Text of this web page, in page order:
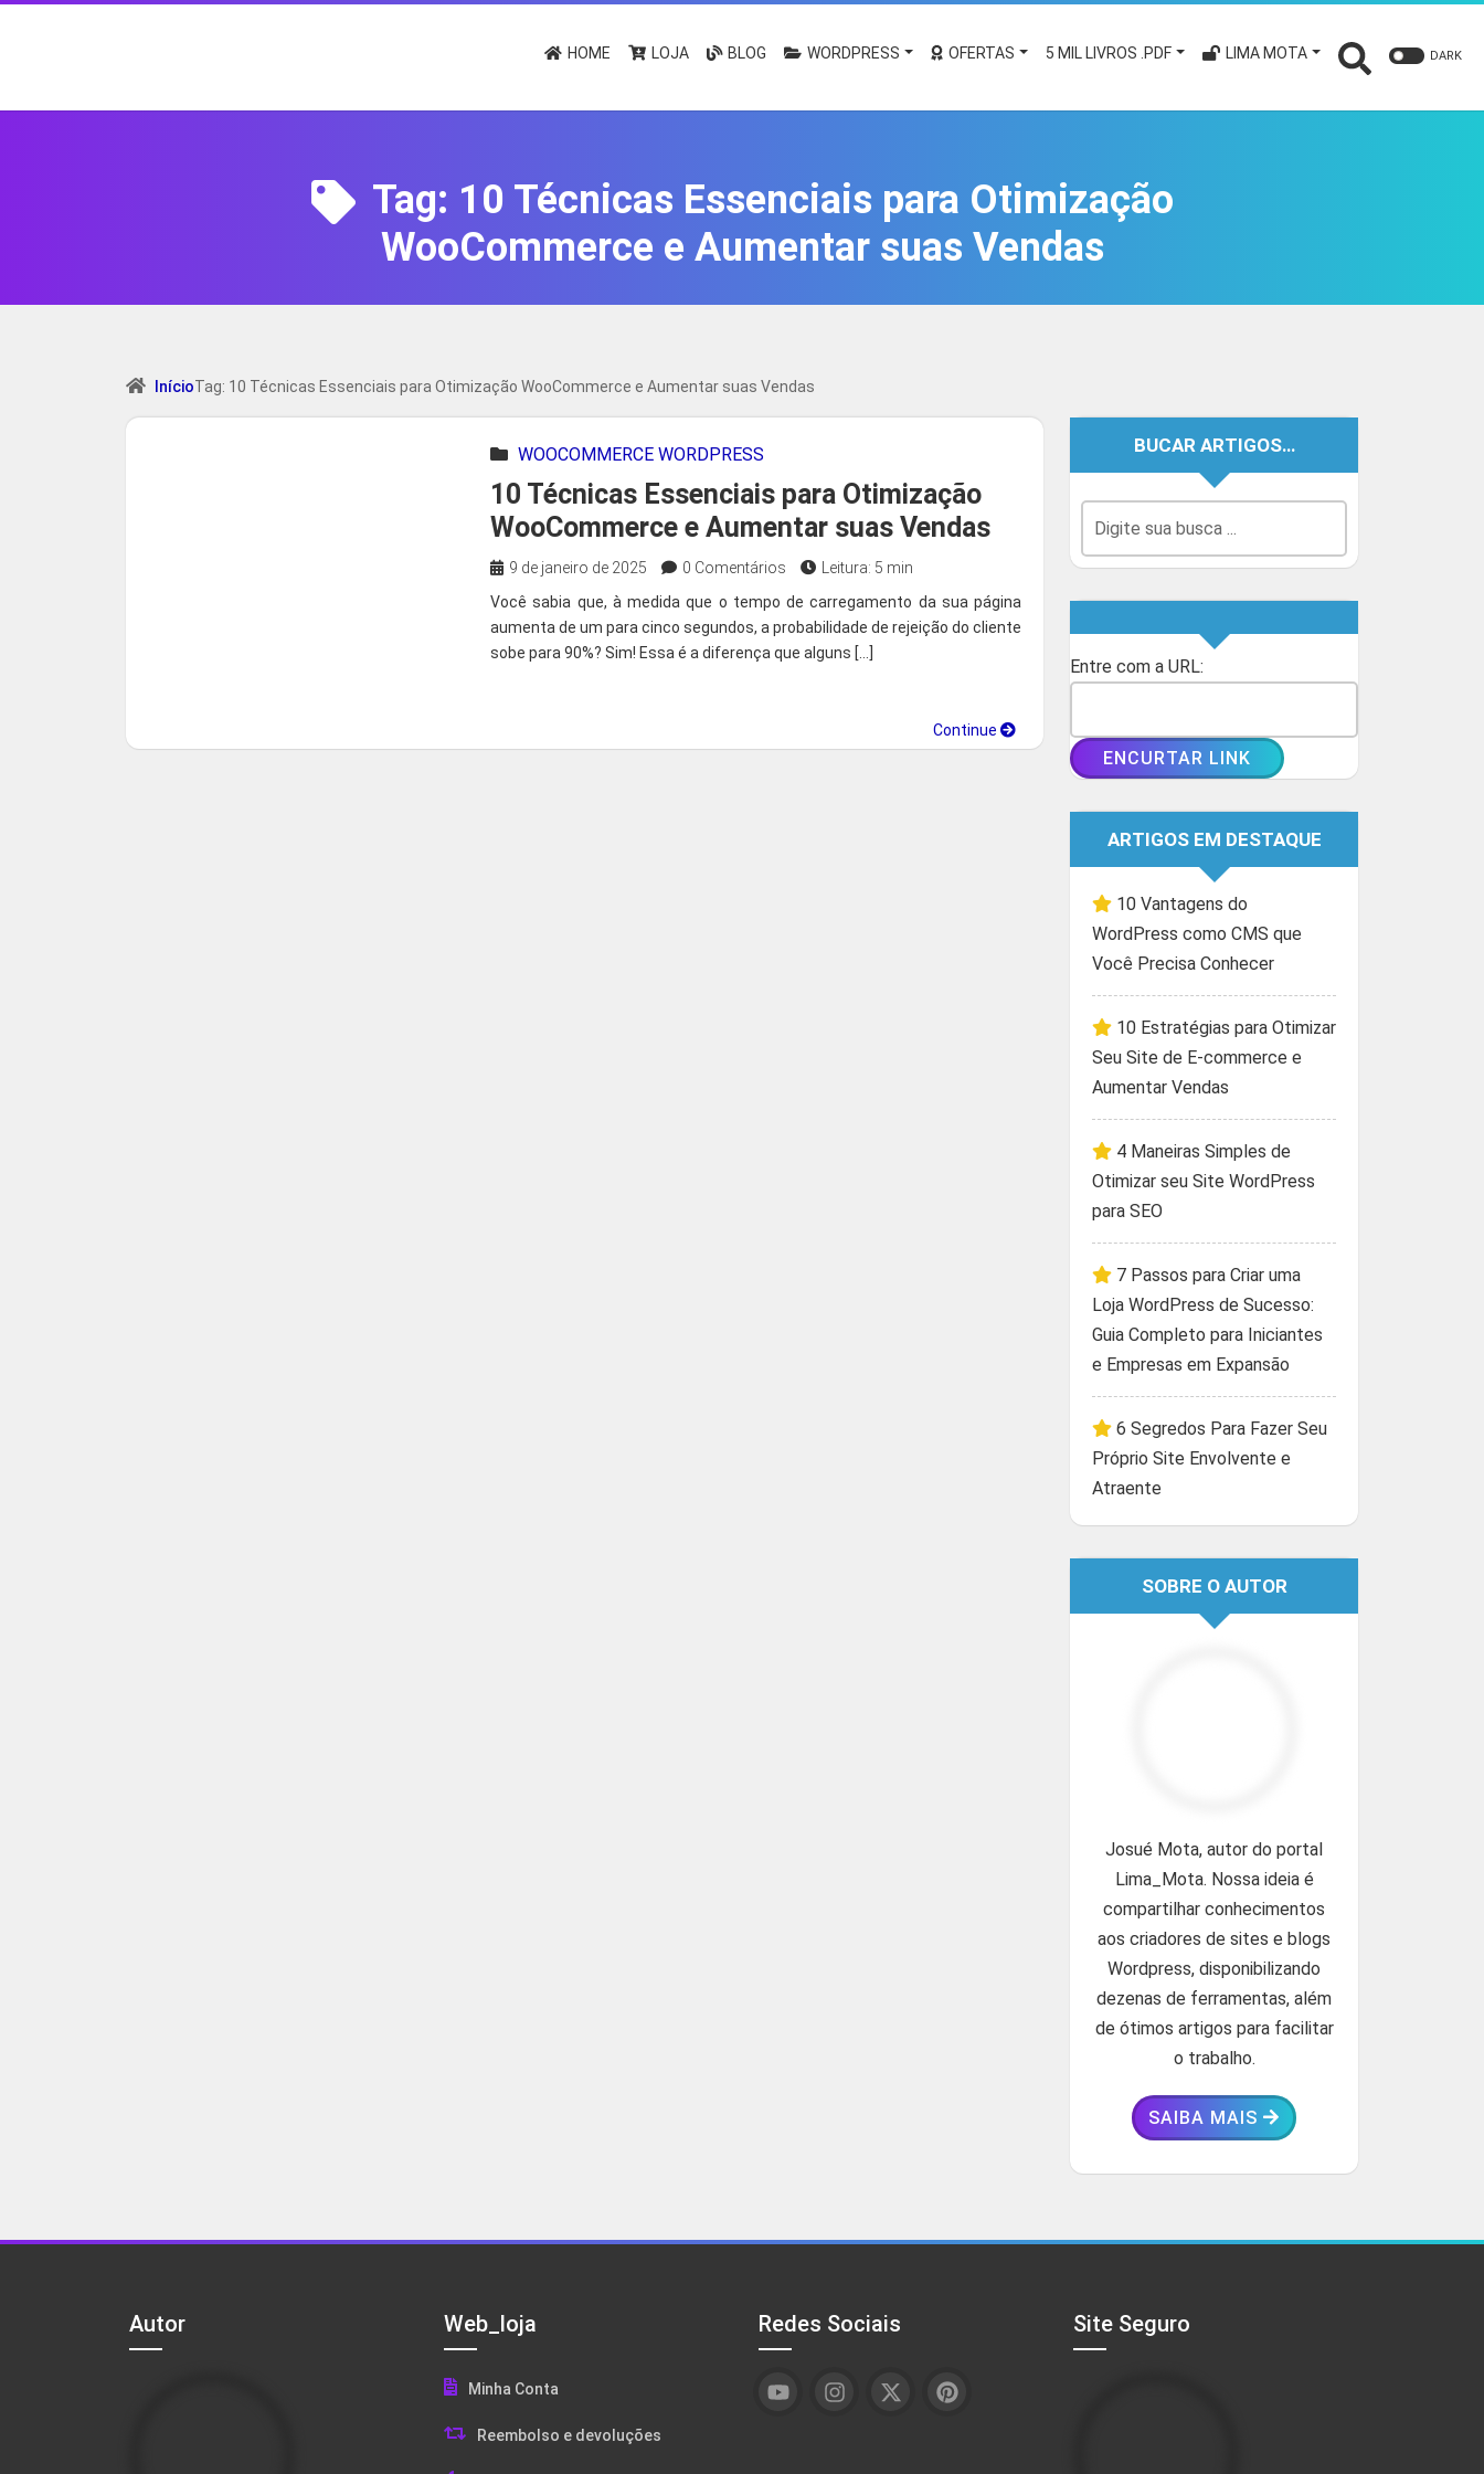
HOME LOJA BLOG WORDPRESS OFERTAS 5 MIL LIVROS .PDF LIMA MOTA DARK
Tag: 10 Técnicas Essenciais para Otimização
WooCommerce e Aumentar suas Vendas
InícioTag: 10 Técnicas Essenciais para Otimização WooCommerce e Aumentar suas Vendas
WOOCOMMERCE WORDPRESS
10 Técnicas Essenciais para Otimização
WooCommerce e Aumentar suas Vendas
9 de janeiro de 2025 0 Comentários
Leitura: 5 min
Você sabia que, à medida que o tempo de carregamento da sua página
aumenta de um para cinco segundos, a probabilidade de rejeição do cliente
sobe para 90%? Sim! Essa é a diferença que alguns […]
Continue
BUCAR ARTIGOS…
Entre com a URL:
ARTIGOS EM DESTAQUE
10 Vantagens do
WordPress como CMS que
Você Precisa Conhecer
10 Estratégias para Otimizar
Seu Site de E-commerce e
Aumentar Vendas
4 Maneiras Simples de
Otimizar seu Site WordPress
para SEO
7 Passos para Criar uma
Loja WordPress de Sucesso:
Guia Completo para Iniciantes
e Empresas em Expansão
6 Segredos Para Fazer Seu
Próprio Site Envolvente e
Atraente
SOBRE O AUTOR
Josué Mota, autor do portal
Lima_Mota. Nossa ideia é
compartilhar conhecimentos
aos criadores de sites e blogs
Wordpress, disponibilizando
dezenas de ferramentas, além
de ótimos artigos para facilitar
o trabalho.
SAIBA MAIS
Autor Web_loja
Minha Conta
Reembolso e devoluções
Redes Sociais Site Seguro